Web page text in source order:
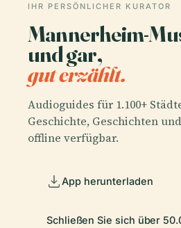
IHR PERSÖNLICHER KURATOR
Mannerheim-
und gar,
gut erzählt.
Audioguides für 1.100+
Geschichte, Geschichten
offline verfügbar.
App herunterladen
Schließen Sie sich über